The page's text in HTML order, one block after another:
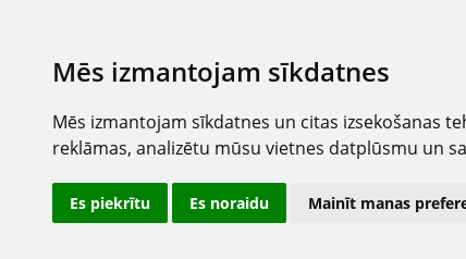
Mēs izmantojam sīkdatnes
Mēs izmantojam sīkdatnes un citas izsekošanas
reklāmas, analizētu mūsu vietnes datplūsmu un
Es piekrītu Es noraidu Mainīt manas